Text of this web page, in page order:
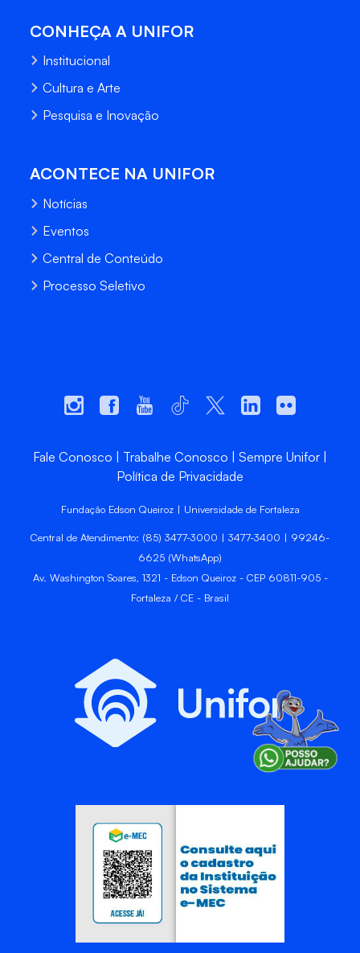
CONHEÇA A UNIFOR
Institucional
Cultura e Arte
Pesquisa e Inovação
ACONTECE NA UNIFOR
Notícias
Eventos
Central de Conteúdo
Processo Seletivo
Fale Conosco Trabalhe Conosco
Sempre Unifor
Política de Privacidade
Fundação Edson Queiroz | Universidade de Fortaleza
Central de Atendimento: (85) 3477-3000 | 3477-3400 | 99246-
6625 (WhatsApp)
Av. Washington Soares, 1321 - Edson Queiroz - CEP 60811-905 -
Fortaleza / CE - Brasil